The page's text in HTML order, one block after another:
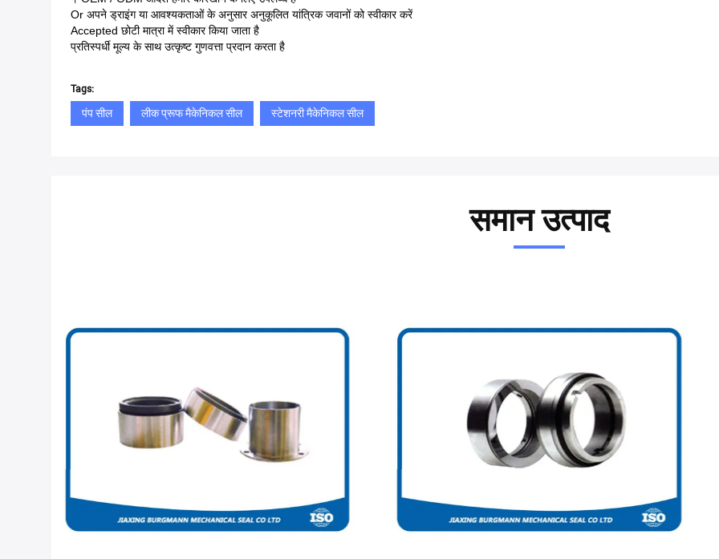
Or अपने ड्राइंग या आवश्यकताओं के अनुसार अनुकूलित यांत्रिक जवानों को स्वीकार करें
Accepted छोटी मात्रा में स्वीकार किया जाता है
प्रतिस्पर्धी मूल्य के साथ उत्कृष्ट गुणवत्ता प्रदान करता है
Tags:
पंप सील लीक प्रूफ मैकेनिकल सील स्टेशनरी मैकेनिकल सील
समान उत्पाद